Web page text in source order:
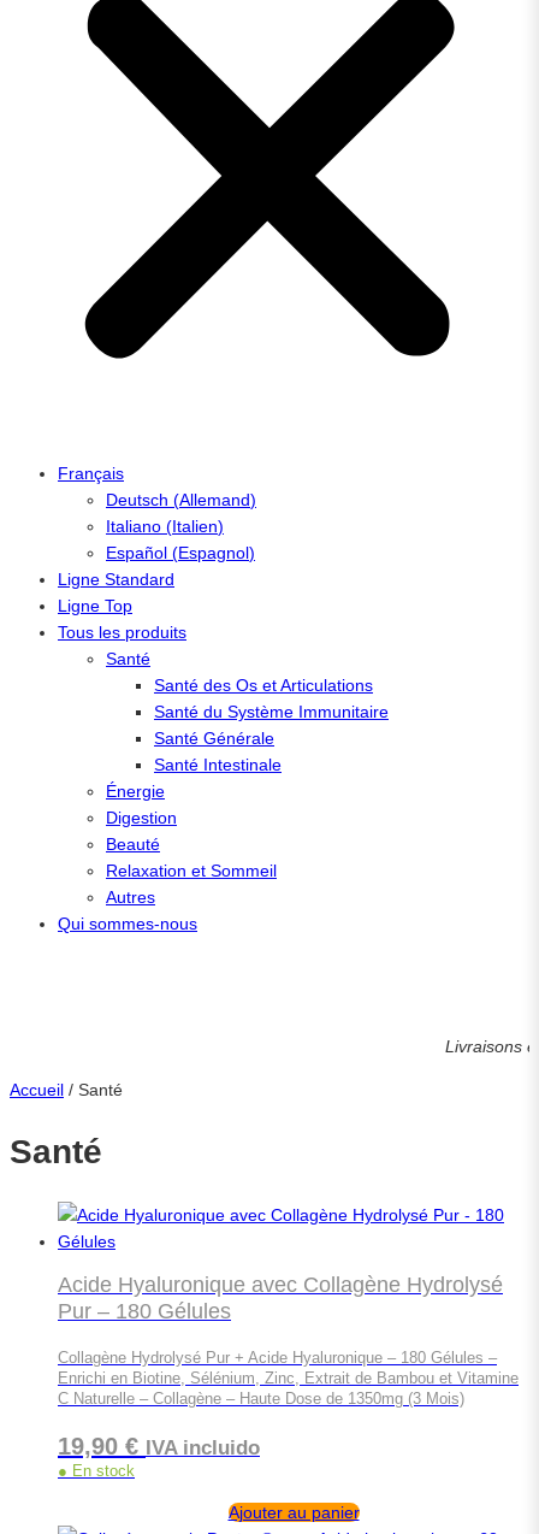
Français
Deutsch (Allemand)
Italiano (Italien)
Español (Espagnol)
Ligne Standard
Ligne Top
Tous les produits
Santé
Santé des Os et Articulations
Santé du Système Immunitaire
Santé Générale
Santé Intestinale
Énergie
Digestion
Beauté
Relaxation et Sommeil
Autres
Qui sommes-nous
Livraisons en
Accueil / Santé
Santé
Acide Hyaluronique avec Collagène Hydrolysé
Pur – 180 Gélules
Collagène Hydrolysé Pur + Acide Hyaluronique – 180 Gélules –
Enrichi en Biotine, Sélénium, Zinc, Extrait de Bambou et Vitamine
C Naturelle – Collagène – Haute Dose de 1350mg (3 Mois)
19,90 € IVA incluido
● En stock
Ajouter au panier